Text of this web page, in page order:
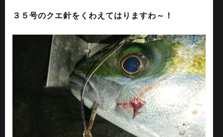
３５号のクエ針をくわえてはりますわ～！